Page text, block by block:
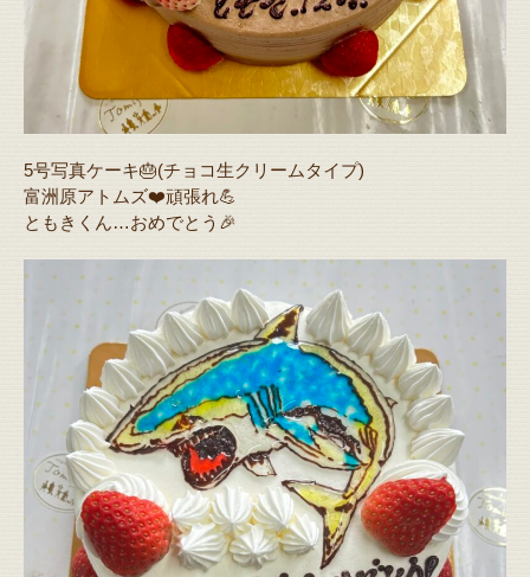
5号写真ケーキ🎂(チョコ生クリームタイプ)
富洲原アトムズ❤️頑張れ💪
ともきくん…おめでとう🎉